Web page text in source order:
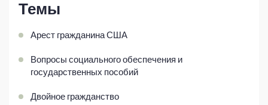
Темы
Арест гражданина США
Вопросы социального обеспечения и
государственных пособий
Двойное гражданство